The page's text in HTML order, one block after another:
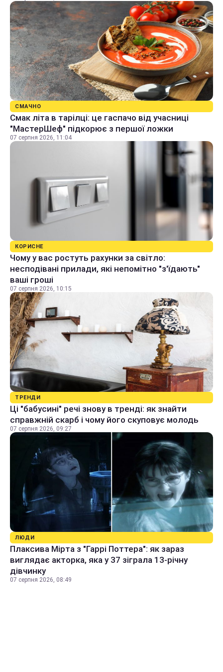
СМАЧНО
Смак літа в тарілці: це гаспачо від учасниці
"МастерШеф" підкорює з першої ложки
07 серпня 2026, 11:04
КОРИСНЕ
Чому у вас ростуть рахунки за світло:
несподівані прилади, які непомітно "з'їдають"
ваші гроші
07 серпня 2026, 10:15
ТРЕНДИ
Ці "бабусині" речі знову в тренді: як знайти
справжній скарб і чому його скуповує молодь
07 серпня 2026, 09:27
ЛЮДИ
Плаксива Мірта з "Гаррі Поттера": як зараз
виглядає акторка, яка у 37 зіграла 13-річну
дівчинку
07 серпня 2026, 08:49